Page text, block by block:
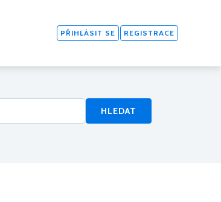
PŘIHLÁSIT SE REGISTRACE
HLEDAT